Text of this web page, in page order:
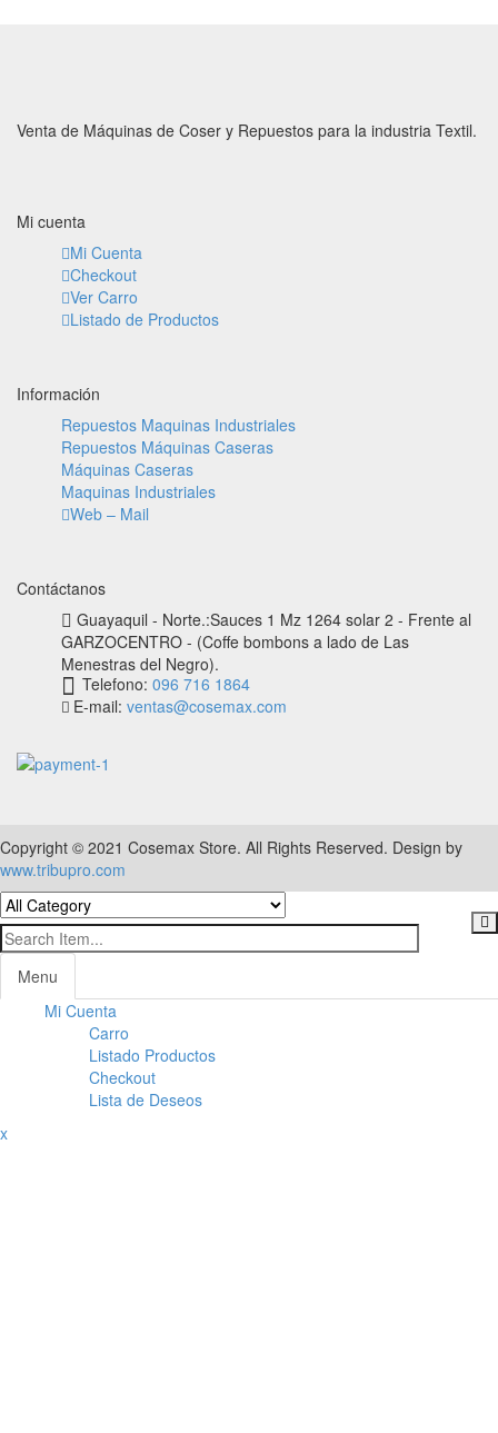
Venta de Máquinas de Coser y Repuestos para la industria Textil.
Mi cuenta
Mi Cuenta
Checkout
Ver Carro
Listado de Productos
Información
Repuestos Maquinas Industriales
Repuestos Máquinas Caseras
Máquinas Caseras
Maquinas Industriales
Web – Mail
Contáctanos
Guayaquil - Norte.:Sauces 1 Mz 1264 solar 2 - Frente al
GARZOCENTRO - (Coffe bombons a lado de Las
Menestras del Negro).
Telefono: 096 716 1864
E-mail: ventas@cosemax.com
Copyright © 2021 Cosemax Store. All Rights Reserved. Design by
www.tribupro.com
Menu
Mi Cuenta
Carro
Listado Productos
Checkout
Lista de Deseos
x